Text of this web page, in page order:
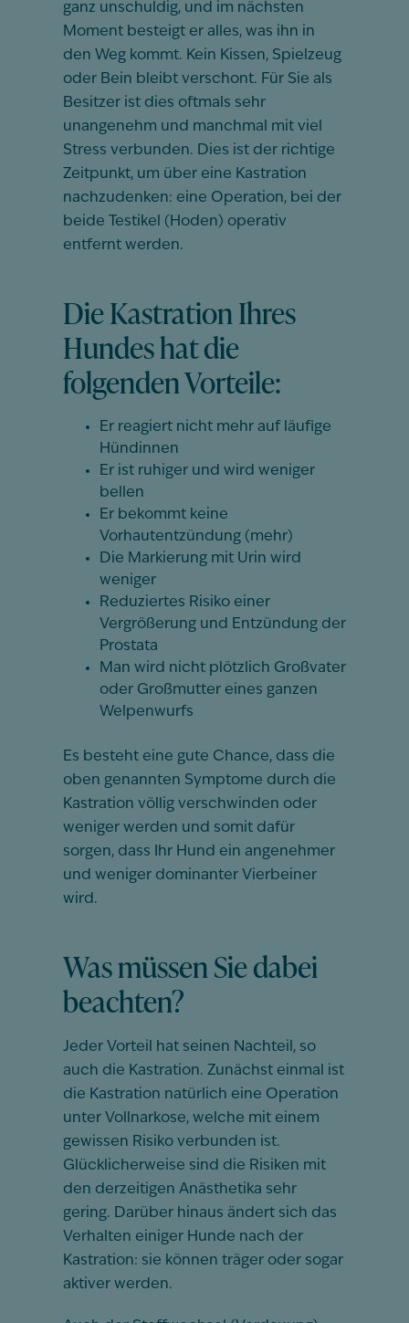
ganz unschuldig, und im nächsten
Moment besteigt er alles, was ihn in
den Weg kommt. Kein Kissen, Spielzeug
oder Bein bleibt verschont. Für Sie als
Besitzer ist dies oftmals sehr
unangenehm und manchmal mit viel
Stress verbunden. Dies ist der richtige
Zeitpunkt, um über eine Kastration
nachzudenken: eine Operation, bei der
beide Testikel (Hoden) operativ
entfernt werden.
Die Kastration Ihres
Hundes hat die
folgenden Vorteile:
Er reagiert nicht mehr auf läufige
Hündinnen
Er ist ruhiger und wird weniger
bellen
Er bekommt keine
Vorhautentzündung (mehr)
Die Markierung mit Urin wird
weniger
Reduziertes Risiko einer
Vergrößerung und Entzündung der
Prostata
Man wird nicht plötzlich Großvater
oder Großmutter eines ganzen
Welpenwurfs
Es besteht eine gute Chance, dass die
oben genannten Symptome durch die
Kastration völlig verschwinden oder
weniger werden und somit dafür
sorgen, dass Ihr Hund ein angenehmer
und weniger dominanter Vierbeiner
wird.
Was müssen Sie dabei
beachten?
Jeder Vorteil hat seinen Nachteil, so
auch die Kastration. Zunächst einmal ist
die Kastration natürlich eine Operation
unter Vollnarkose, welche mit einem
gewissen Risiko verbunden ist.
Glücklicherweise sind die Risiken mit
den derzeitigen Anästhetika sehr
gering. Darüber hinaus ändert sich das
Verhalten einiger Hunde nach der
Kastration: sie können träger oder sogar
aktiver werden.